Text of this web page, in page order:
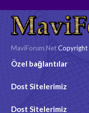
MaviForum.NetCopyright
Özel bağlantılar
Dost Sitelerimiz
Dost Sitelerimiz